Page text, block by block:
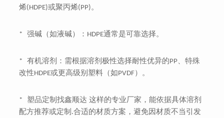
烯(HDPE)或聚丙烯(PP) 。
*强碱（如液碱）： HDPE通常是可靠选择。
*有机溶剂：需根据溶剂极性选择耐性优异的PP 、特殊
改性HDPE或更高级别塑料（如PVDF）。
* 塑品定制找鑫顺达 这样的专业厂家，能依据具体溶剂
配方推荐或定制.合适的材质方案，避免因材质不当引发